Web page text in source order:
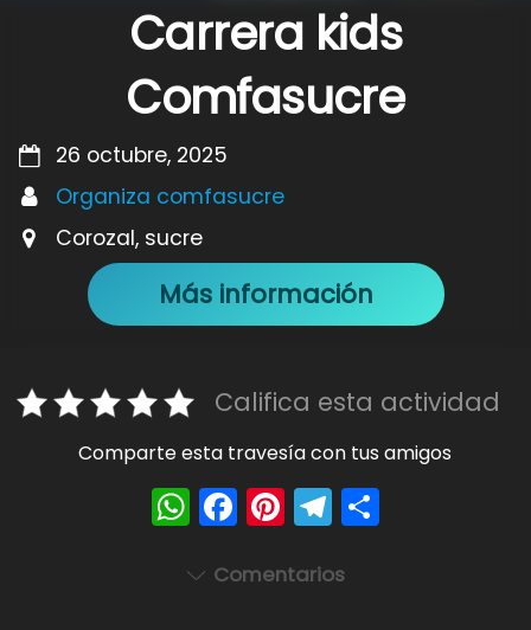
Carrera kids
Comfasucre
26 octubre, 2025
Organiza comfasucre
Corozal, sucre
Más información
Califica esta actividad
Comparte esta travesía con tus amigos
W
h
a
F
a
c
Pi
nt
er
T
el
e
Comentarios